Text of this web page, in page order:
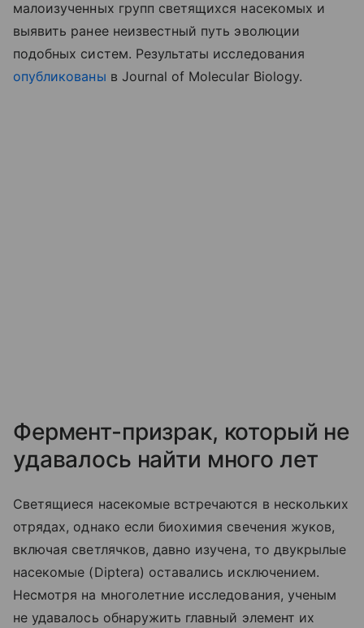
малоизученных групп светящихся насекомых и
выявить ранее неизвестный путь эволюции
подобных систем. Результаты исследования
опубликованы в Journal of Molecular Biology.
Фермент-призрак, который не
удавалось найти много лет
Светящиеся насекомые встречаются в нескольких
отрядах, однако если биохимия свечения жуков,
включая светлячков, давно изучена, то двукрылые
насекомые (Diptera) оставались исключением.
Несмотря на многолетние исследования, ученым
не удавалось обнаружить главный элемент их